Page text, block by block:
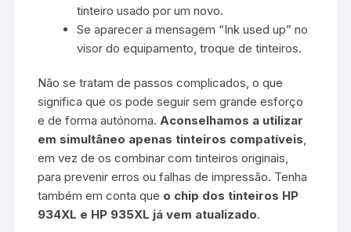
tinteiro usado por um novo.
Se aparecer a mensagem “Ink used up” no
visor do equipamento, troque de tinteiros.
Não se tratam de passos complicados, o que
significa que os pode seguir sem grande esforço
e de forma autónoma.Aconselhamos a utilizar
em simultâneo apenas tinteiros compatíveis,
em vez de os combinar com tinteiros originais,
para prevenir erros ou falhas de impressão. Tenha
também em conta que o chip dos tinteiros HP
934XL e HP 935XL já vem atualizado.